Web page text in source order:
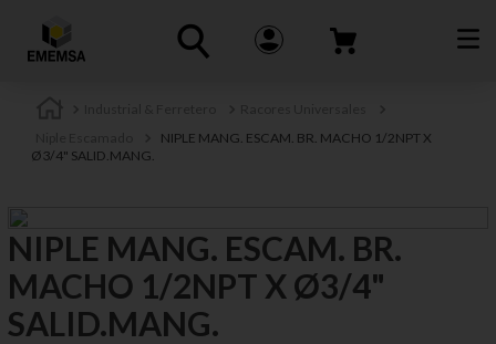
NIPLE MANG. ESCAM. BR. MACHO 1/2NPT X
Ø3/4" SALID.MANG.
NIPLE MANG. ESCAM. BR.
MACHO 1/2NPT X Ø3/4"
SALID.MANG.